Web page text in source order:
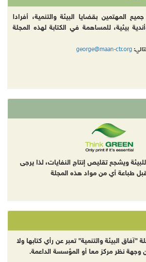
المهتمين بقضايا البيئة والتنمية، أفرادا
بيئية، للمساهمة في الكتابة لهذه المجلة
george@maan-ctr.org
ويشجع تقليص إنتاج النفايات، لذا يرجى
قبل طباعة أي من مواد هذه المجلة
"آفاق البيئة والتنمية" تعبر عن رأي كتابها ولا
وجهة نظر مركز معا أو المؤسسة الداعمة.